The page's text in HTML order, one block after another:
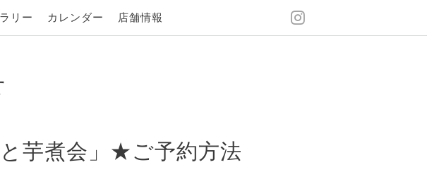
リー カレンダー 店舗情報
芋煮会」★ご予約方法